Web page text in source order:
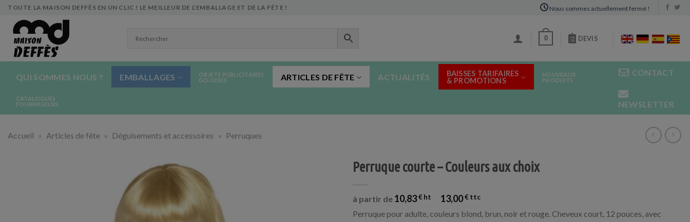
Skip
content
TOUTE LA MAISON DEFFÈS EN UN CLIC ! LE MEILLEUR DE L'EMBALLAGE ET DE LA FÊTE ! Nous sommes actuellement fermé !
0 DEVIS
QUI SOMMES NOUS ? EMBALLAGES
OBJETS PUBLICITAIRES
GOODIES
ARTICLES DE FÊTE ACTUALITÉS
BAISSES TARIFAIRES
& PROMOTIONS
NOUVEAUX
PRODUITS
CATALOGUES
FOURNISSEURS
CONTACT
NEWSLETTER
Accueil » Articles de fête » Déguisements et accessoires » Perruques
Perruque courte – Couleurs aux choix
à partir de 10,83€ 13,00€
Perruque pour adulte, couleurs blond, brun, noir et rouge. Cheveux court, 12 pouces, avec